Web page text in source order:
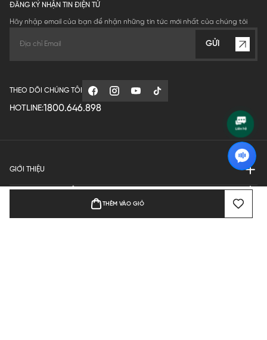
THÊM VÀO GIỎ
ĐĂNG KÝ NHẬN TIN ĐIỆN TỬ
Hãy nhập email của bạn để nhận những tin tức mới nhất của chúng tôi
GỬI
THEO DÕI CHÚNG TÔI
HOTLINE:1800.646.898
GIỚI THIỆU
QUY ĐỊNH HOẠT ĐỘNG